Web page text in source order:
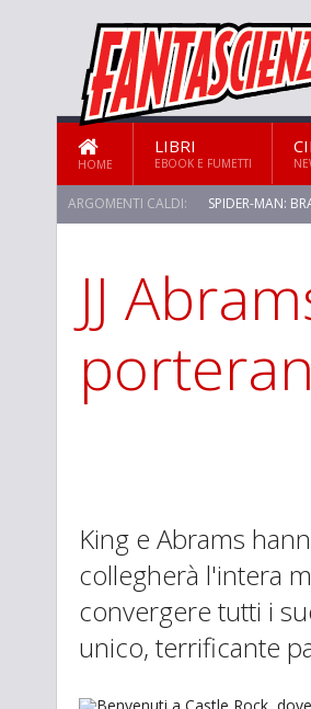
HOME
LIBRI
EBOOK E FUMETTI
ARGOMENTI CALDI: SPIDER-MAN:
STAR TREK: STRANGE NEW WORLDS
JJ
King e Abrams
collegherà l'intera
convergere tutti i
unico, terrificante